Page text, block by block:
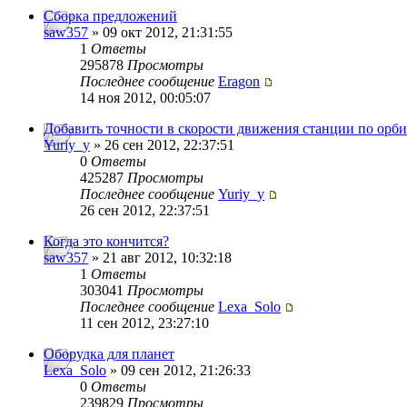
Сборка предложений
saw357 » 09 окт 2012, 21:31:55
1 Ответы
295878 Просмотры
Последнее сообщение Eragon
14 ноя 2012, 00:05:07
Добавить точности в скорости движения станции по
Yuriy_y » 26 сен 2012, 22:37:51
0 Ответы
425287 Просмотры
Последнее сообщение Yuriy_y
26 сен 2012, 22:37:51
Когда это кончится?
saw357 » 21 авг 2012, 10:32:18
1 Ответы
303041 Просмотры
Последнее сообщение Lexa_Solo
11 сен 2012, 23:27:10
Оборудка для планет
Lexa_Solo » 09 сен 2012, 21:26:33
0 Ответы
239829 Просмотры